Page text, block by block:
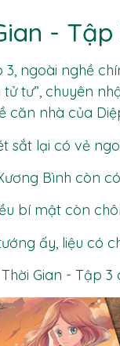
- Tập
ngoài nghề
tư”, chuyên
căn nhà của
sắt lại có vẻ
Bình còn
bí mật còn
ấy, liệu có
Gian - Tập 3